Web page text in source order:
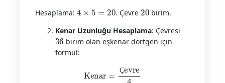
Hesaplama:
=
. Çevre
20
birim.
Kenar Uzunluğu Hesaplama: Çevresi
36
birim olan eşkenar dörtgen için
formül:
Ç
Çevre4